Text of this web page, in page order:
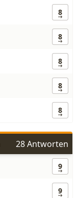
8
8
8
8
8
28 Antworten
9
9